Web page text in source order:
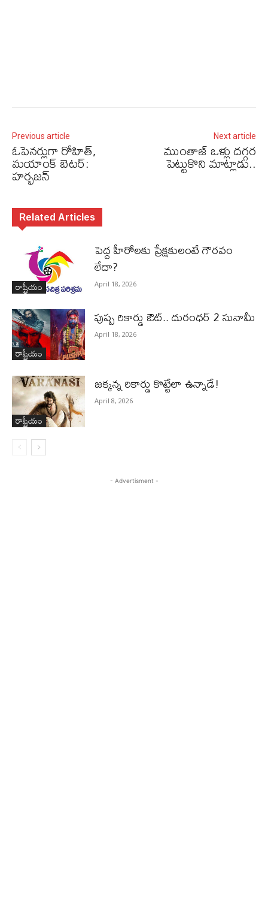
Previous article
ఓపెనర్లుగా రోహిత్‌,
మయాంక్‌ బెటర్‌:
హర్భజన్‌
Next article
ముంతాజ్ ఒళ్లు దగ్గర
పెట్టుకొని మాట్లాడు..
Related Articles
రాష్ట్రీయం
పెద్ద హీరోల‌కు ప్రేక్ష‌కులంటే గౌర‌వం
లేదా?
April 18, 2026
రాష్ట్రీయం
పుష్ప రికార్డు ఔట్‌.. దురంధ‌ర్ 2 సునామీ
April 18, 2026
రాష్ట్రీయం
జ‌క్క‌న్న రికార్డు కొట్టేలా ఉన్నాడే!
April 8, 2026
- Advertisment -